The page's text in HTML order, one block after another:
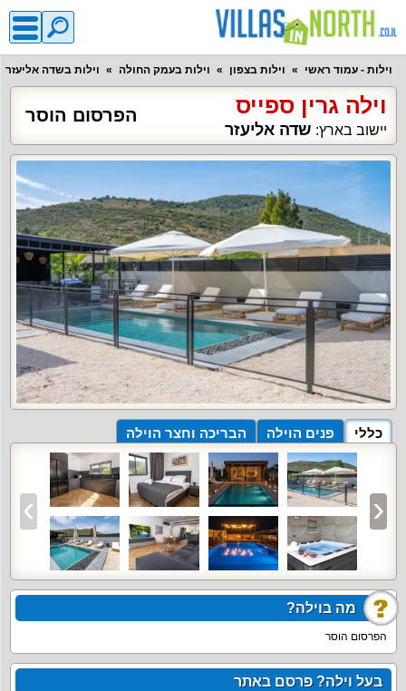
וילות - עמוד ראשי וילות בצפון וילות בעמק החולה וילות בשדה אליעזר
וילה גרין ספייס
יישוב בארץ: שדה אליעזר
הפרסום הוסר
כללי פנים הוילה הבריכה וחצר הוילה
מה בוילה?
הפרסום הוסר
בעל וילה? פרסם באתר